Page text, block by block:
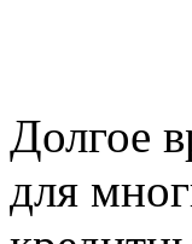
Долгое
для